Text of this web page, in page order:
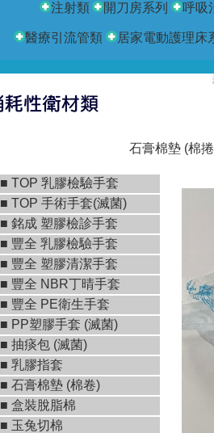
注射類 開刀房系列 呼吸
醫療引流管類 居家電動護理床
若
石膏棉墊 (棉
■ TOP 乳膠檢驗手套
■ TOP 手術手套(滅菌)
■ 銘成 塑膠檢診手套
■ 豐全 乳膠檢驗手套
■ 豐全 塑膠清潔手套
■ 豐全 NBR丁晴手套
■ 豐全 PE衛生手套
■ PP塑膠手套 (滅菌)
■ 抽痰包 (滅菌)
■ 乳膠指套
■ 石膏棉墊 (棉卷)
■ 盒裝脫脂棉
■ 玉兔切棉